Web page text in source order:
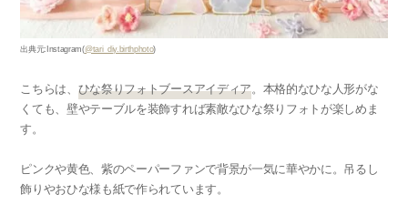
出典元:Instagram(@tari_diy.birthphoto)
こちらは、 ひな祭りフォトブースアイディア。本格的なひな人形がな
くても、壁やテーブルを装飾すれば素敵なひな祭りフォトが楽しめま
す。
ピンクや黄色、紫のペーパーファンで背景が一気に華やかに。吊るし
飾りやおひな様も紙で作られています。